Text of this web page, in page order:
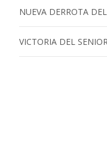
NUEVA DERROTA
VICTORIA DEL